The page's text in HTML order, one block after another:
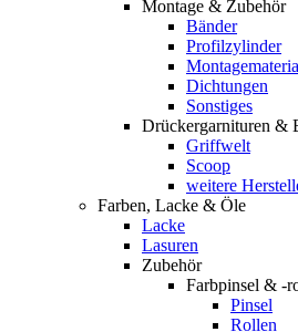
Montage & Zubehör
Bänder
Profilzylinder
Dichtungen
Sonstiges
Drückergarnituren &
Griffwelt
Scoop
weitere
Farben, Lacke & Öle
Lacke
Lasuren
Zubehör
Farbpinsel & -
Pinsel
Rollen